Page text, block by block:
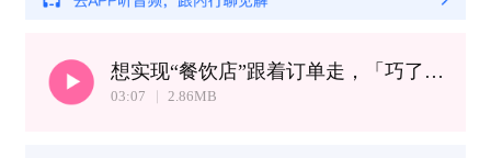
想实现“餐饮店”跟着订单走，「巧了」要提供互联网移动餐车
03:07 2.86MB